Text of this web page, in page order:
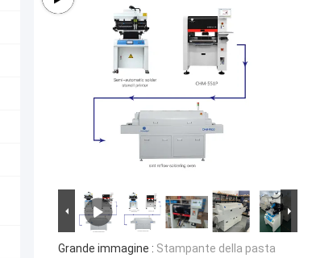
Grande immagine : Stampante della pasta